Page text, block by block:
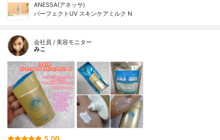
ANESSA(アネッサ)
パーフェクトUV スキンケアミルク N
会社員 / 美容モニター
みこ